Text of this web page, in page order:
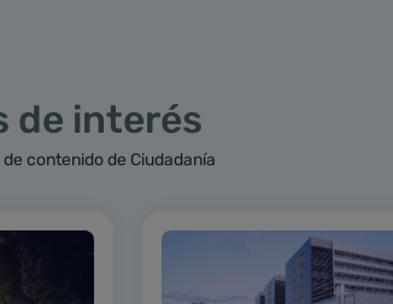
de interés
contenido de Ciudadanía